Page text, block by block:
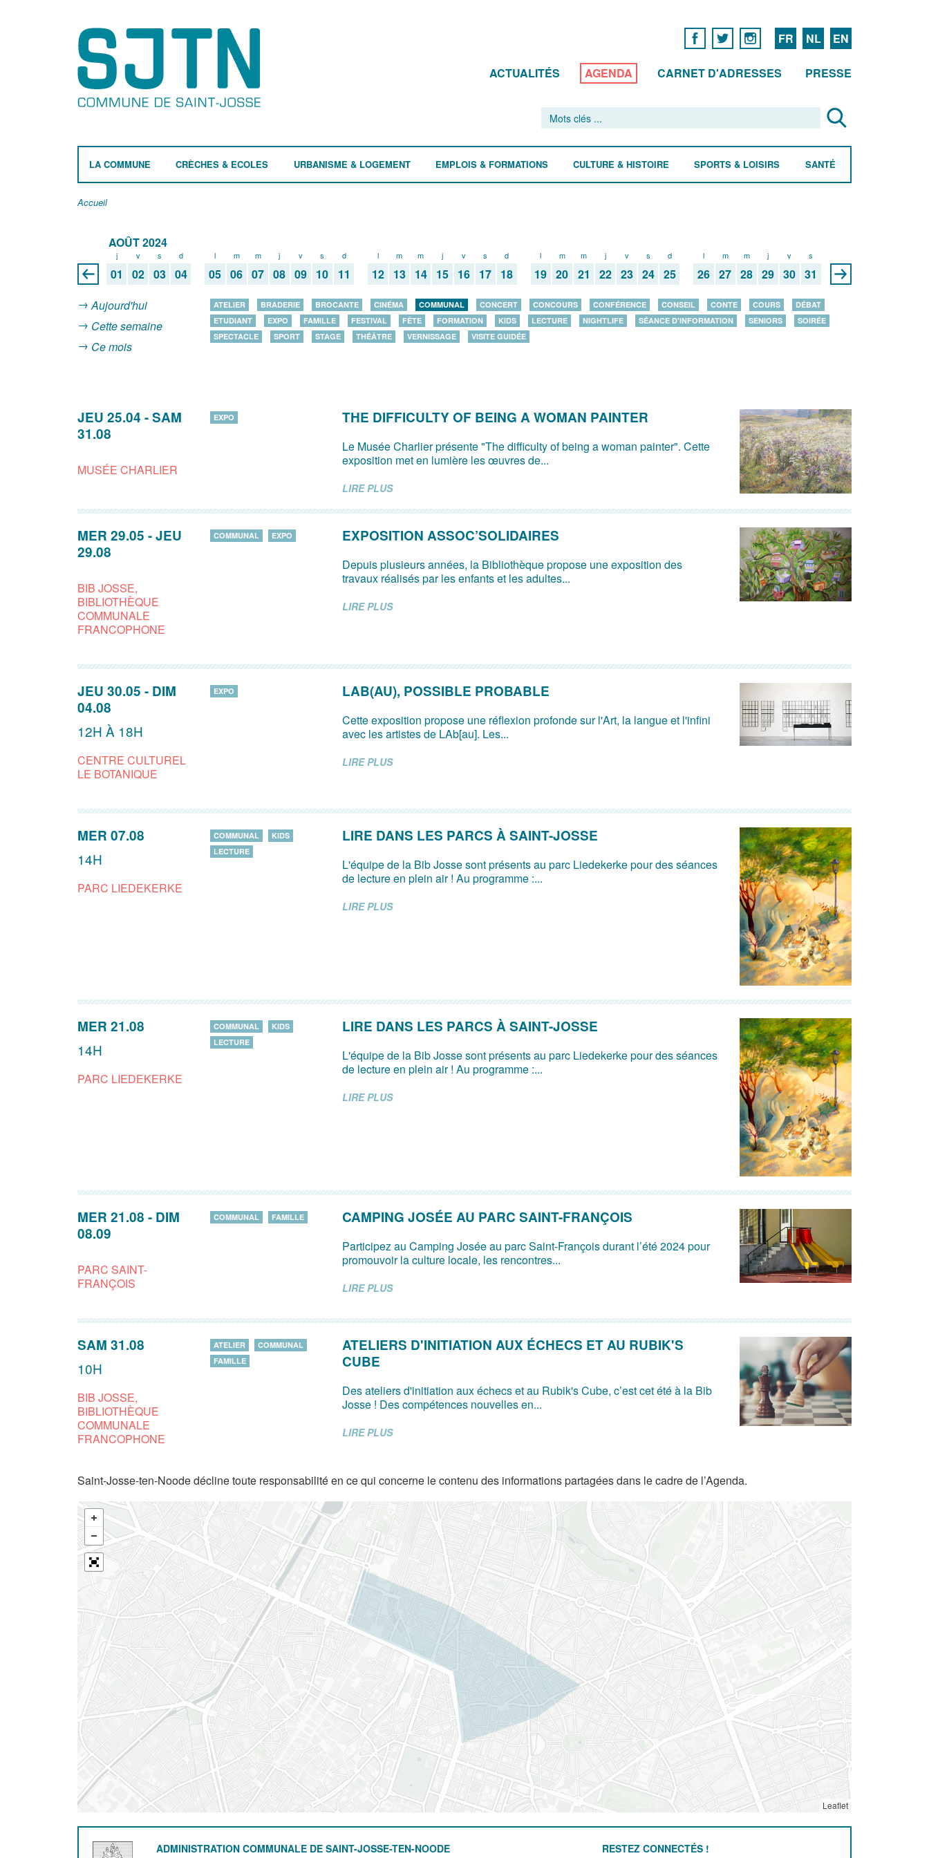
FR NL EN
ACTUALITÉS AGENDA CARNET D'ADRESSES PRESSE
LA COMMUNE CRÈCHES & ECOLES URBANISME & LOGEMENT EMPLOIS & FORMATIONS CULTURE & HISTOIRE SPORTS & LOISIRS SANTÉ
Accueil
AOÛT 2024
j
01
v
02
s
03
d
04
l
05
m
06
m
07
j
08
v
09
s
10
d
11
l
12
m
13
m
14
j
15
v
16
s
17
d
18
l
19
m
20
m
21
j
22
v
23
s
24
d
25
l
26
m
27
m
28
j
29
v
30
s
31
Aujourd'hui
Cette semaine
Ce mois
ATELIER BRADERIE BROCANTE CINÉMA COMMUNAL CONCERT CONCOURS CONFÉRENCE CONSEIL CONTE COURS
DÉBAT
ETUDIANT
EXPO FAMILLE FESTIVAL FÊTE FORMATION KIDS LECTURE NIGHTLIFE SÉANCE D'INFORMATION SENIORS
SOIRÉE
SPECTACLE
SPORT STAGE THÉÂTRE VERNISSAGE VISITE GUIDÉE
JEU 25.04 -SAM
31.08
MUSÉE CHARLIER
EXPO THE DIFFICULTY OF BEING A WOMAN PAINTER
Le Musée Charlier présente "The difficulty of being a woman painter". Cette
exposition met en lumière les œuvres de...
LIRE PLUS
MER 29.05 -JEU
29.08
BIB JOSSE,
BIBLIOTHÈQUE
COMMUNALE
FRANCOPHONE
COMMUNAL EXPO EXPOSITION ASSOC’SOLIDAIRES
Depuis plusieurs années, la Bibliothèque propose une exposition des
travaux réalisés par les enfants et les adultes...
LIRE PLUS
JEU 30.05 - DIM
04.08
12H À 18H
CENTRE CULTUREL
LE BOTANIQUE
EXPO LAB(AU), POSSIBLE PROBABLE
Cette exposition propose une réflexion profonde sur l'Art, la langue et l'infini
avec les artistes de LAb[au]. Les...
LIRE PLUS
MER 07.08
14H
PARC LIEDEKERKE
COMMUNAL
KIDS
LECTURE
LIRE DANS LES PARCS À SAINT-JOSSE
L'équipe de la Bib Josse sont présents au parc Liedekerke pour des séances
de lecture en plein air ! Au programme :...
LIRE PLUS
MER 21.08
14H
PARC LIEDEKERKE
COMMUNAL
KIDS
LECTURE
LIRE DANS LES PARCS À SAINT-JOSSE
L'équipe de la Bib Josse sont présents au parc Liedekerke pour des séances
de lecture en plein air ! Au programme :...
LIRE PLUS
MER 21.08 - DIM
08.09
PARC SAINT-
FRANÇOIS
COMMUNAL FAMILLE CAMPING JOSÉE AU PARC SAINT-FRANÇOIS
Participez au Camping Josée au parc Saint-François durant l’été 2024 pour
promouvoir la culture locale, les rencontres...
LIRE PLUS
SAM 31.08
10H
BIB JOSSE,
BIBLIOTHÈQUE
COMMUNALE
FRANCOPHONE
ATELIER
COMMUNAL
FAMILLE
ATELIERS D'INITIATION AUX ÉCHECS ET AU RUBIK'S
CUBE
Des ateliers d'initiation aux échecs et au Rubik's Cube, c’est cet été à la Bib
Josse ! Des compétences nouvelles en...
LIRE PLUS
Saint-Josse-ten-Noode décline toute responsabilité en ce qui concerne le contenu des informations partagées dans le cadre de l’Agenda.
Leaflet
ADMINISTRATION COMMUNALE DE SAINT-JOSSE-TEN-NOODE RESTEZ CONNECTÉS !